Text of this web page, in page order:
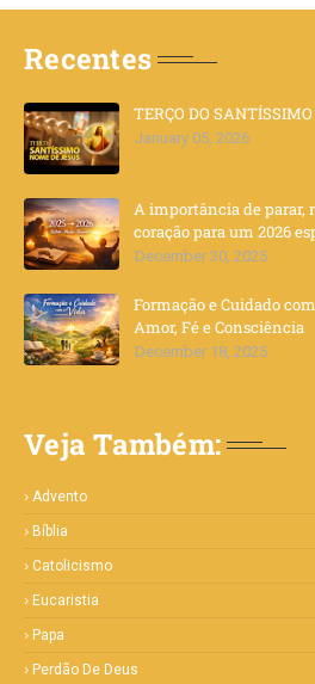
Recentes
TERÇO DO
January 05, 2026
A importância de parar,
coração para um 2026
December 30, 2025
Formação e Cuidado
Amor, Fé e Consciência
December 18, 2025
Veja Também:
Advento
Bíblia
Catolicismo
Eucaristia
Papa
Perdão De Deus